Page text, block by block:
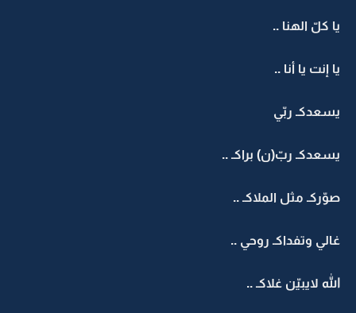
كلّ الهنا ..
إنت يا أنا ..
ربّي
ربّ(ن) براكـ ..
مثل الملاكـ ..
وتفداكـ روحي ..
لايبيّن غلاكـ ..